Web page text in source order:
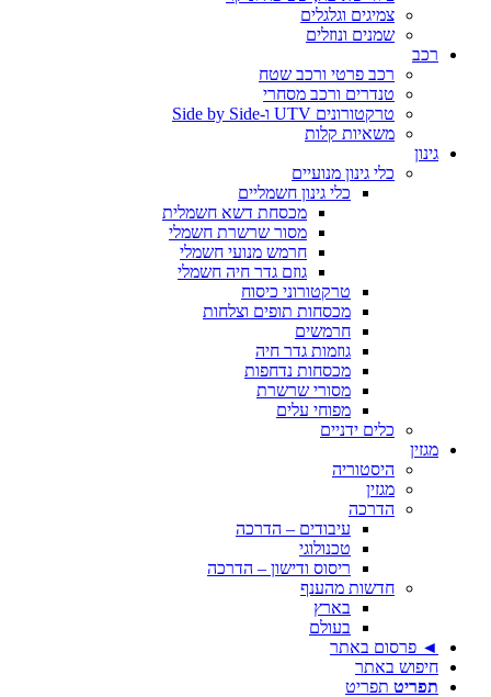
צמיגים וגלגלים
שמנים ונוזלים
רכב
רכב פרטי ורכב שטח
טנדרים ורכב מסחרי
טרקטורונים UTV ו-Side by Side
משאיות קלות
גינון
כלי גינון מנועיים
כלי גינון חשמליים
מכסחת דשא חשמלית
מסור שרשרת חשמלי
חרמש מנועי חשמלי
גוזם גדר חיה חשמלי
טרקטורוני כיסוח
מכסחות תופים וצלחות
חרמשים
גוזמות גדר חיה
מכסחות נדחפות
מסורי שרשרת
מפוחי עלים
כלים ידניים
מגזין
היסטוריה
מגזין
הדרכה
עיבודים – הדרכה
טכנולוגי
ריסוס ודישון – הדרכה
חדשות מהענף
בארץ
בעולם
◄ פרסום באתר
חיפוש באתר
תפריט תפריט